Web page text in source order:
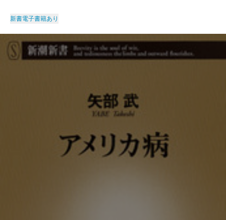
新書電子書籍あり